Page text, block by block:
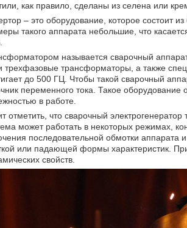
как правило, сделаны из селена или
– это оборудование, которое состоит
такого аппарата небольшие, что
называется сварочный
трехфазовые трансформаторы, а также
до 500 ГЦ. Чтобы такой сварочный
переменного тока. Такое
в работе.
отметить, что сварочный электрогенератор
может работать в некоторых режимах,
последовательной обмотки аппарата
или падающей формы характеристик.
свойств.